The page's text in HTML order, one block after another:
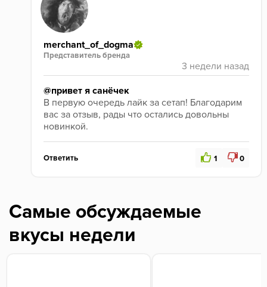
merchant_of_dogma
Представитель бренда
@привет я санёчек
В первую очередь лайк за сетап! Благодарим
вас за отзыв, рады что остались довольны
новинкой.
Ответить 1 0
Самые обсуждаемые
вкусы недели